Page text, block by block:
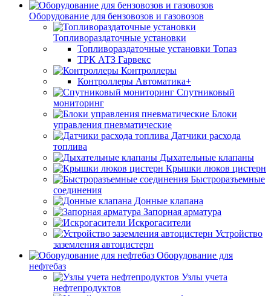
Оборудование для бензовозов и газовозов
Топливораздаточные установки
Топливораздаточные установки Топаз
ТРК АТЗ Гарвекс
Контроллеры
Контроллеры Автоматика+
Спутниковый
мониторинг
Блоки
управления пневматические
Датчики расхода
топлива
Дыхательные клапаны
Крышки люков цистерн
Быстроразъемные
соединения
Донные клапана
Запорная арматура
Искрогасители
Устройство
заземления автоцистерн
Оборудование для
нефтебаз
Узлы учета
нефтепродуктов